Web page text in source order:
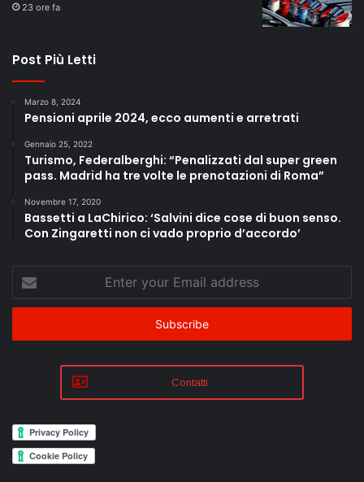
23 ore fa
Post Più Letti
Marzo 8, 2024
Pensioni aprile 2024, ecco aumenti e arretrati
Gennaio 25, 2022
Turismo, Federalberghi: “Penalizzati dal super green
pass. Madrid ha tre volte le prenotazioni di Roma”
Novembre 17, 2020
Bassetti a LaChirico: ‘Salvini dice cose di buon senso.
Con Zingaretti non ci vado proprio d’accordo’
your
Email
Contatti